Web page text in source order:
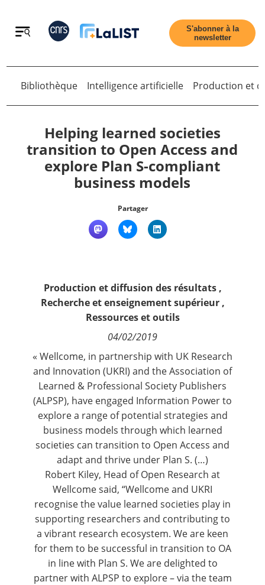
Retour
Accueil
Qui sommes nous ?
Nous suivre
S'abonner à la
newsletter
Retour
Bibliothèque Intelligence artificielle Production et
Helping learned societies
transition to Open Access and
explore Plan S-compliant
business models
Partager
Production et diffusion des résultats,
Recherche et enseignement supérieur,
Ressources et outils
04/02/2019
« Wellcome, in partnership with UK Research
and Innovation (UKRI) and the Association of
Learned & Professional Society Publishers
(ALPSP), have engaged Information Powerto
explore a range of potential strategies and
business models through which learned
societies can transition to Open Access and
adapt and thrive under Plan S. (…)
Robert Kiley, Head of Open Research at
Wellcome said, “Wellcome and UKRI
recognise the value learned societies play in
supporting researchers and contributing to
a vibrant research ecosystem. We are keen
for them to be successful in transition to OA
in line with Plan S. We are delighted to
partner with ALPSP to explore – via the team